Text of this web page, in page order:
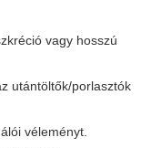
vagy hosszú
utántöltők/porlasztók
véleményt.